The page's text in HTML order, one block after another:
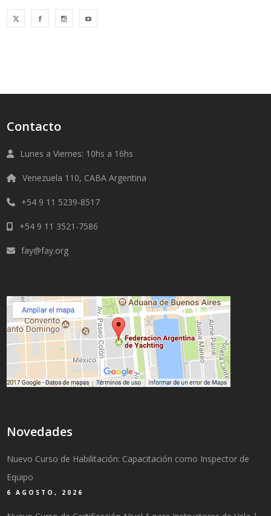
Contacto
Lunes a Viernes: 10hs a 16hs
Venezuela 110, CABA Argentina
+54 9 11 5239-8517
+54 9 11 3521-7586
fay@fay.org
Novedades
Nuevo Curso de Habilitación: Capacitación como Inspector de
Equipo
6 AGOSTO, 2026